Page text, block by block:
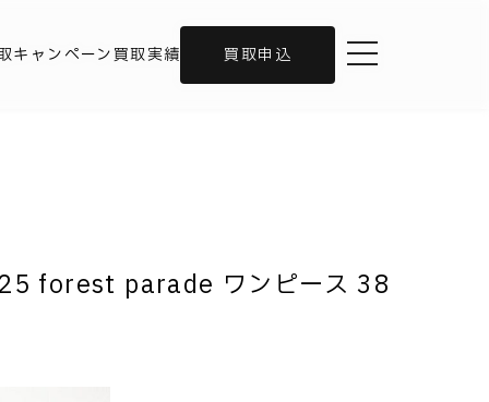
キャンペーン買取実績 買取申込 toggle navigation
forest parade ワンピース 38